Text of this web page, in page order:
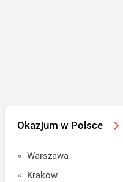
Okazjum w Polsce
Warszawa
Kraków